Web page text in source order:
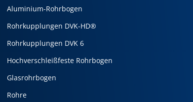
Aluminium-Rohrbogen
Rohrkupplungen DVK-HD®
Rohrkupplungen DVK 6
Hochverschleißfeste Rohrbogen
Glasrohrbogen
Rohre